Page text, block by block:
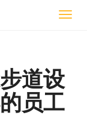
切
道设
员工